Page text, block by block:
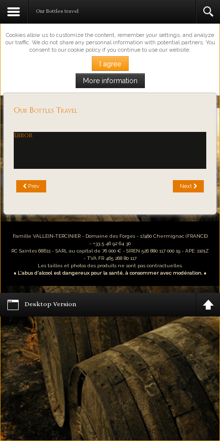
This Website Uses Cookies
Cookies allow us to customize the content, remember your settings, and analyze
our traffic. We do not share any personnal information with potential partners. You
consent to our cookie policy if you continue to use our website.
I agree
More information
Loading...
Our Bottles travel
Our Bottles Travel
Error
Prev Next
Famille VALLEIN-TERCINIER - Domaine des Forges - 17460 Chermignac (FRANCE)
- +33 5 46 92 64 30
RC Saintes 68B11 - SARL au capital de 76 000 € - SIREN 526 880 117 000 19 - APE: 1101Z
- TVA FR 465 268 80 117
Les tailles et photos des produits ne sont pas contractuelles.
♦ L'abus d'alcool est dangereux pour la santé, à consommer avec modération. ♦
Desktop Version